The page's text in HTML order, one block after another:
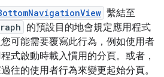
繫結至
的預設目的地會規定應用程式
可能需要覆寫此行為，例如使用者
式啟動時載入慣用的分頁。或者，
往的使用者行為來變更起始分頁。